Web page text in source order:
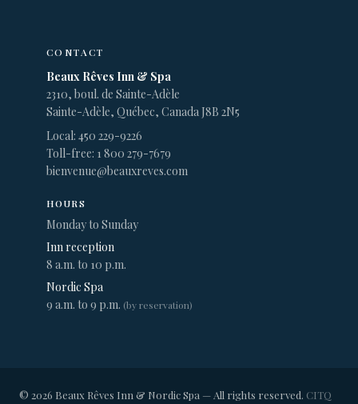
CONTACT
Beaux Rêves Inn & Spa
2310, boul. de Sainte-Adèle
Sainte-Adèle, Québec, Canada J8B 2N5
Local: 450 229-9226
Toll-free: 1 800 279-7679
bienvenue@beauxreves.com
HOURS
Monday to Sunday
Inn reception
8 a.m. to 10 p.m.
Nordic Spa
9 a.m. to 9 p.m. (by reservation)
© 2026 Beaux Rêves Inn & Nordic Spa — All rights reserved. CITQ